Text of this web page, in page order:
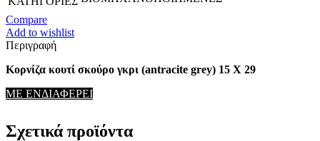
Compare
Add to wishlist
Περιγραφή
Κορνίζα κουτί σκούρο γκρι (antracite grey) 15 Χ 29
ΜΕ ΕΝΔΙΑΦΕΡΕΙ
Σχετικά προϊόντα